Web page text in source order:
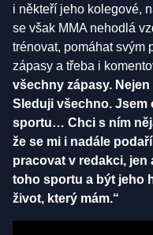
i někteří jeho kolegové,
se však MMA nehodlá
trénovat, pomáhat svým
zápasy a třeba i
všechny zápasy.
Sleduji všechno.
sportu… Chci s ním
že se mi i nadále
pracovat v redakci,
toho sportu a být jeho
život, který mám.“